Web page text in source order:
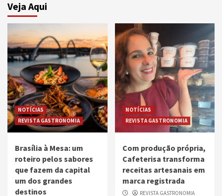
Veja Aqui
NOTÍCIAS
REVISTA GASTRONOMIA
Brasília à Mesa: um
roteiro pelos sabores
que fazem da capital
um dos grandes
destinos
NOTÍCIAS
REVISTA GASTRONOMIA
Com produção própria,
Cafeterisa transforma
receitas artesanais em
marca registrada
REVISTA GASTRONOMIA